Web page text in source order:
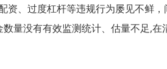
资、过度杠杆等违规行为屡见不鲜
量没有有效监测统计、估量不足,在